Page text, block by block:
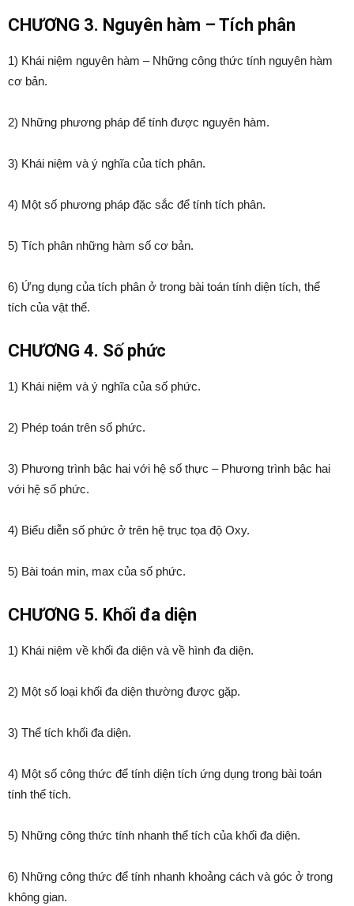
CHƯƠNG 3. Nguyên hàm – Tích phân
1) Khái niệm nguyên hàm – Những công thức tính nguyên hàm
cơ bản.
2) Những phương pháp để tính được nguyên hàm.
3) Khái niệm và ý nghĩa của tích phân.
4) Một số phương pháp đặc sắc để tính tích phân.
5) Tích phân những hàm số cơ bản.
6) Ứng dụng của tích phân ở trong bài toán tính diện tích, thể
tích của vật thể.
CHƯƠNG 4. Số phức
1) Khái niệm và ý nghĩa của số phức.
2) Phép toán trên số phức.
3) Phương trình bậc hai với hệ số thực – Phương trình bậc hai
với hệ số phức.
4) Biểu diễn số phức ở trên hệ trục tọa độ Oxy.
5) Bài toán min, max của số phức.
CHƯƠNG 5. Khối đa diện
1) Khái niệm về khối đa diện và về hình đa diện.
2) Một số loại khối đa diện thường được gặp.
3) Thể tích khối đa diện.
4) Một số công thức để tính diện tích ứng dụng trong bài toán
tính thể tích.
5) Những công thức tính nhanh thể tích của khối đa diện.
6) Những công thức để tính nhanh khoảng cách và góc ở trong
không gian.